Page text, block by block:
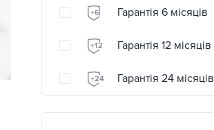
+6 Гарантія 6 місяців
+12 Гарантія 12 місяців
+24 Гарантія 24 місяців